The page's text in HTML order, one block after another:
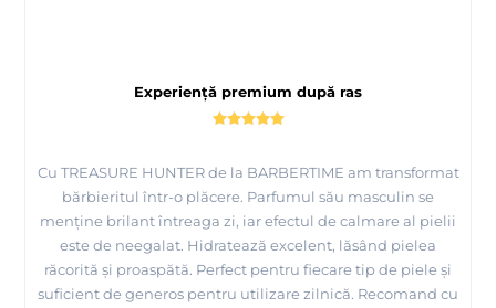
Experiență premium după ras
Cu TREASURE HUNTER de la BARBERTIME am transformat
bărbieritul într-o plăcere. Parfumul său masculin se
menține brilant întreaga zi, iar efectul de calmare al pielii
este de neegalat. Hidratează excelent, lăsând pielea
răcorită și proaspătă. Perfect pentru fiecare tip de piele și
suficient de generos pentru utilizare zilnică. Recomand cu